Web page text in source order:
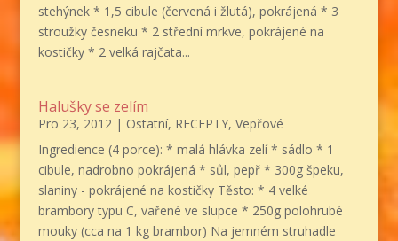
stehýnek * 1,5 cibule (červená i žlutá), pokrájená * 3
stroužky česneku * 2 střední mrkve, pokrájené na
kostičky * 2 velká rajčata...
Halušky se zelím
Pro 23, 2012| Ostatní, RECEPTY, Vepřové
Ingredience (4 porce): * malá hlávka zelí * sádlo * 1
cibule, nadrobno pokrájená * sůl, pepř * 300g špeku,
slaniny - pokrájené na kostičky Těsto: * 4 velké
brambory typu C, vařené ve slupce * 250g polohrubé
mouky (cca na 1 kg brambor) Na jemném struhadle